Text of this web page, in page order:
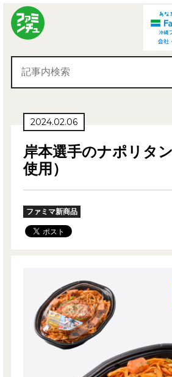
2024.02.06
岸本選手のナポリタ
使用）
ファミマ新商品